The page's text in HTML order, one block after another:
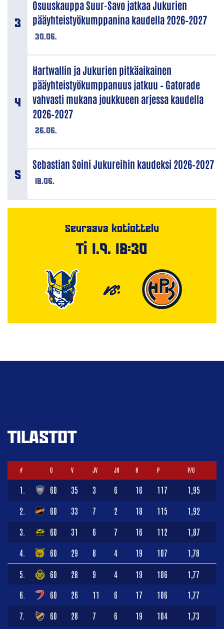
30.06.
Osuuskauppa Suur-Savo jatkaa Jukurien
pääyhteistyökumppanina kaudella 2026–2027
26.06.
Hartwallin ja Jukurien pitkäaikainen
pääyhteistyökumppanuus jatkuu – Gatorade
vahvasti mukana joukkueen arjessa kaudella
2026–2027
18.06.
Sebastian Soini Jukureihin kaudeksi 2026–2027
Seuraava kotiottelu
Ti 1.9. 18:30
VS.
TILASTOT
# O V JV JH H P P/O
1. 60 35 3 6 16 117 1,95
2. 60 33 7 2 18 115 1,92
3. 60 31 6 7 16 112 1,87
4. 60 29 8 4 19 107 1,78
5. 60 28 9 4 19 106 1,77
6. 60 26 11 6 17 106 1,77
7. 60 28 7 6 19 104 1,73